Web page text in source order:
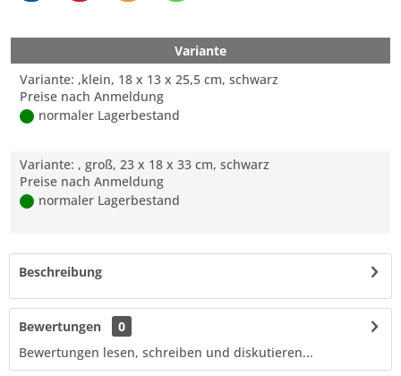
Variante
Variante: ,klein, 18 x 13 x 25,5 cm, schwarz
Preise nach Anmeldung
normaler Lagerbestand
Variante: , groß, 23 x 18 x 33 cm, schwarz
Preise nach Anmeldung
normaler Lagerbestand
Beschreibung
Bewertungen
0
Bewertungen lesen, schreiben und diskutieren...